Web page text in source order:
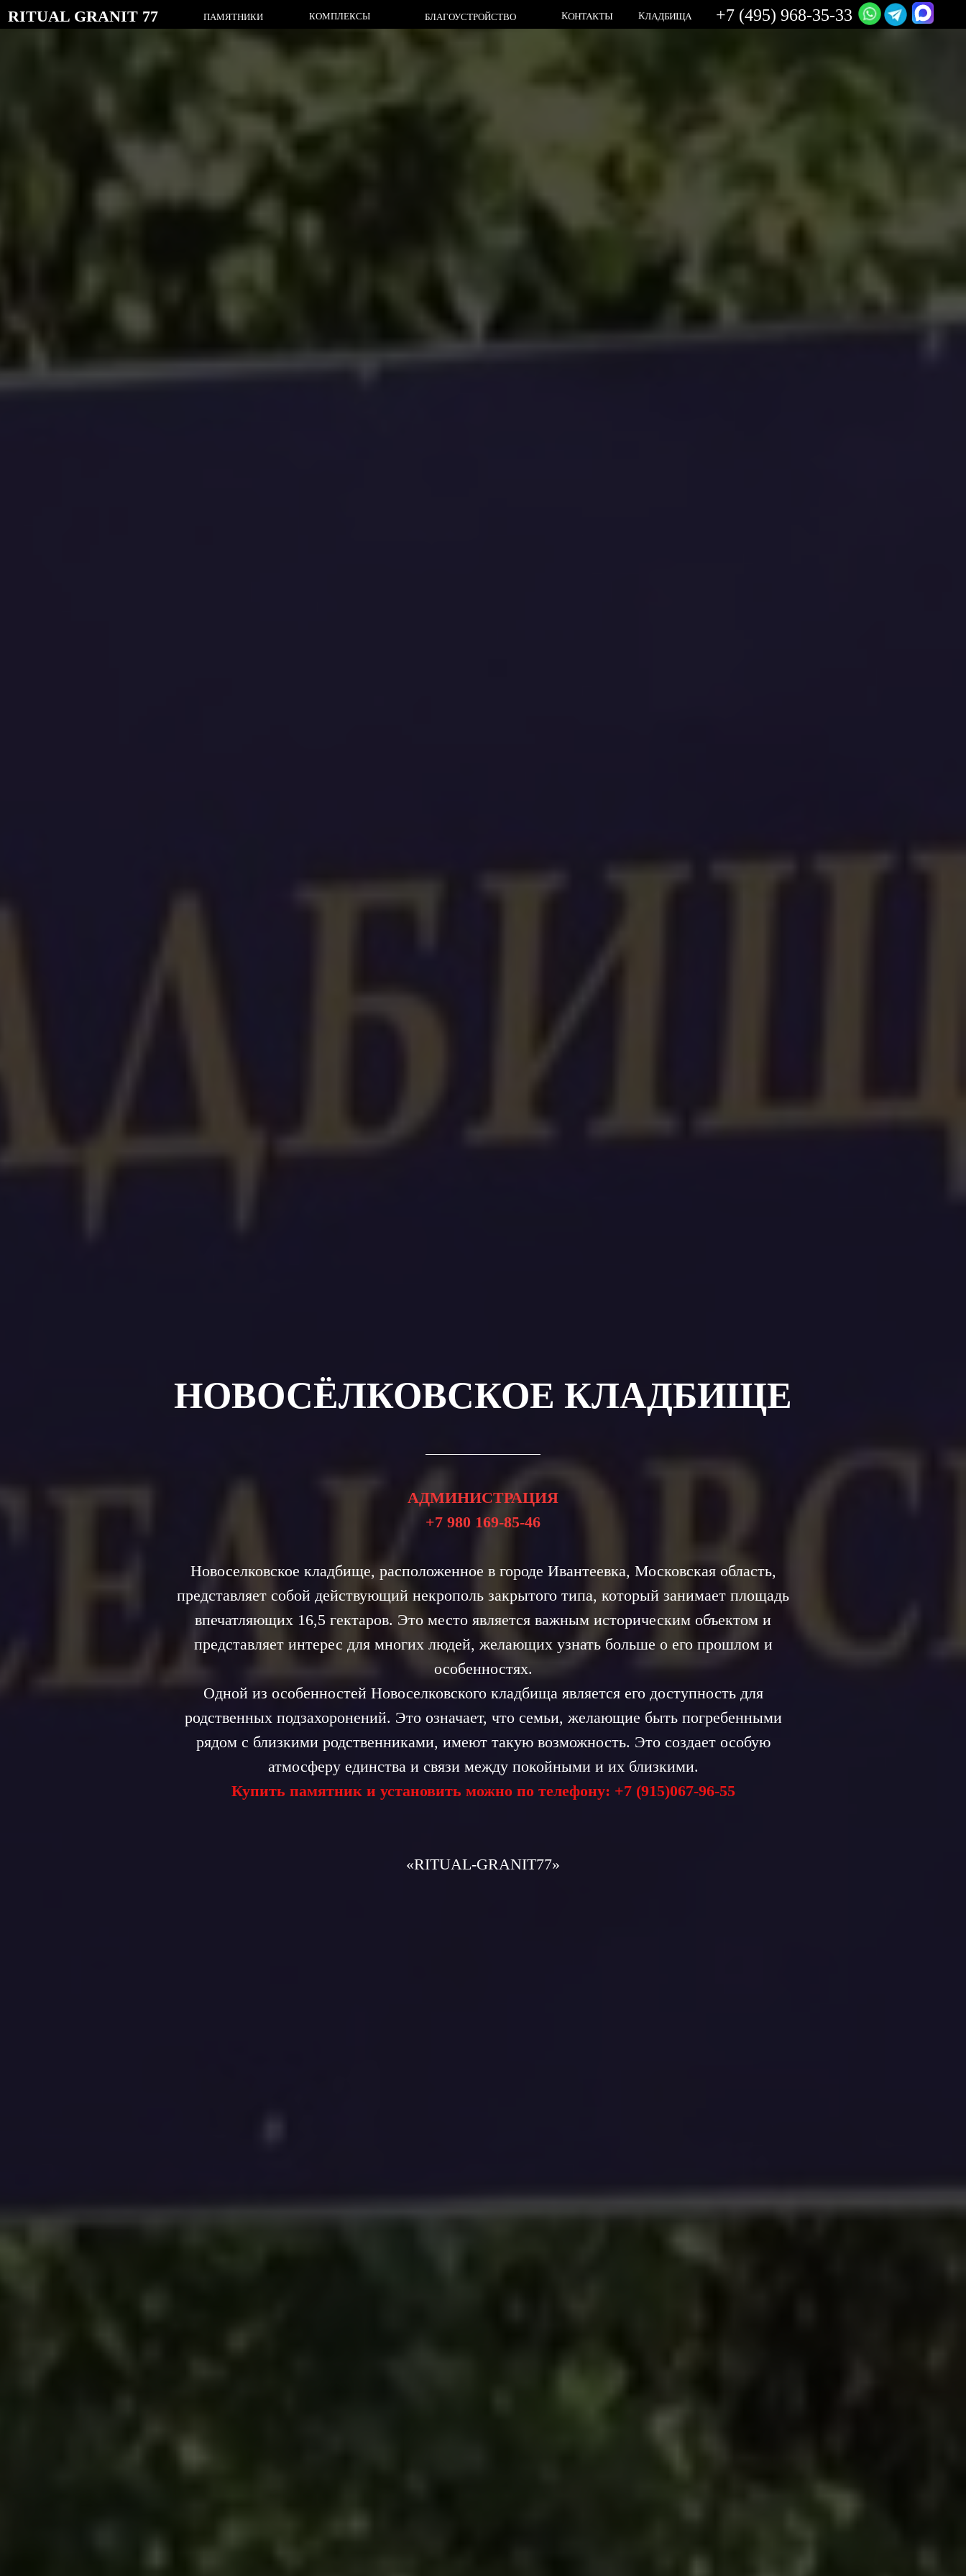
RITUAL GRANIT 77 ПАМЯТНИКИ БЛАГОУСТРОЙСТВО КЛАДБИЩА
КОНТАКТЫ
КОМПЛЕКСЫ +7 (495) 968-35-33
НОВОСЁЛКОВСКОЕ КЛАДБИЩЕ
АДМИНИСТРАЦИЯ
+7 980 169-85-46
Новоселковское кладбище, расположенное в городе Ивантеевка, Московская область,
представляет собой действующий некрополь закрытого типа, который занимает площадь
впечатляющих 16,5 гектаров. Это место является важным историческим объектом и
представляет интерес для многих людей, желающих узнать больше о его прошлом и
особенностях.
Одной из особенностей Новоселковского кладбища является его доступность для
родственных подзахоронений. Это означает, что семьи, желающие быть погребенными
рядом с близкими родственниками, имеют такую возможность. Это создает особую
атмосферу единства и связи между покойными и их близкими.
Купить памятник и установить можно по телефону: +7 (915)067-96-55
«RIТUAL-GRANIT77»